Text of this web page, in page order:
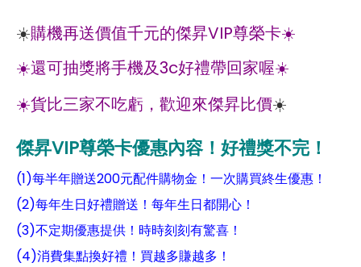
☀️購機再送價值千元的傑昇VIP尊榮卡☀️
☀️還可抽獎將手機及3c好禮帶回家喔☀️
☀️貨比三家不吃虧，歡迎來傑昇比價☀️
傑昇VIP尊榮卡優惠內容！好禮獎不完！
(1)每半年贈送200元配件購物金！一次購買終生優惠！
(2)每年生日好禮贈送！每年生日都開心！
(3)不定期優惠提供！時時刻刻有驚喜！
(4)消費集點換好禮！買越多賺越多！